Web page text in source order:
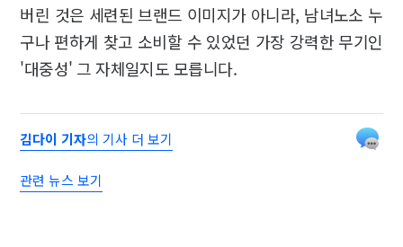
버린 것은 세련된 브랜드 이미지가 아니라, 남녀노소 누
구나 편하게 찾고 소비할 수 있었던 가장 강력한 무기인
'대중성' 그 자체일지도 모릅니다.
김다이 기자의 기사 더 보기
관련 뉴스 보기